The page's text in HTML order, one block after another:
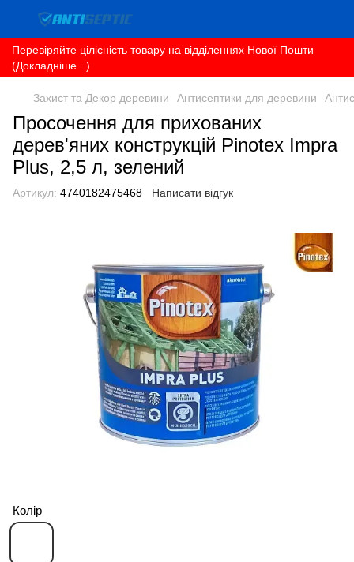
Перевіряйте цілісність товару на відділеннях Нової Пошти
(Докладніше...)
Захист та Декор деревини Антисептики для деревини
Просочення для прихованих
дерев'яних конструкцій Pinotex Impra
Plus, 2,5 л, зелений
Артикул: 4740182475468 Написати відгук
Колір